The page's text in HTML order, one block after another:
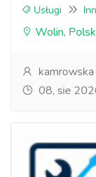
Usługi
Wolin,
kamrowska
08, sie